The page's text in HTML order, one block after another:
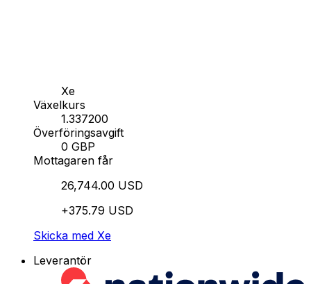
Xe
Växelkurs
1.337200
Överföringsavgift
0 GBP
Mottagaren får
26,744.00 USD
+375.79 USD
Skicka med Xe
Leverantör